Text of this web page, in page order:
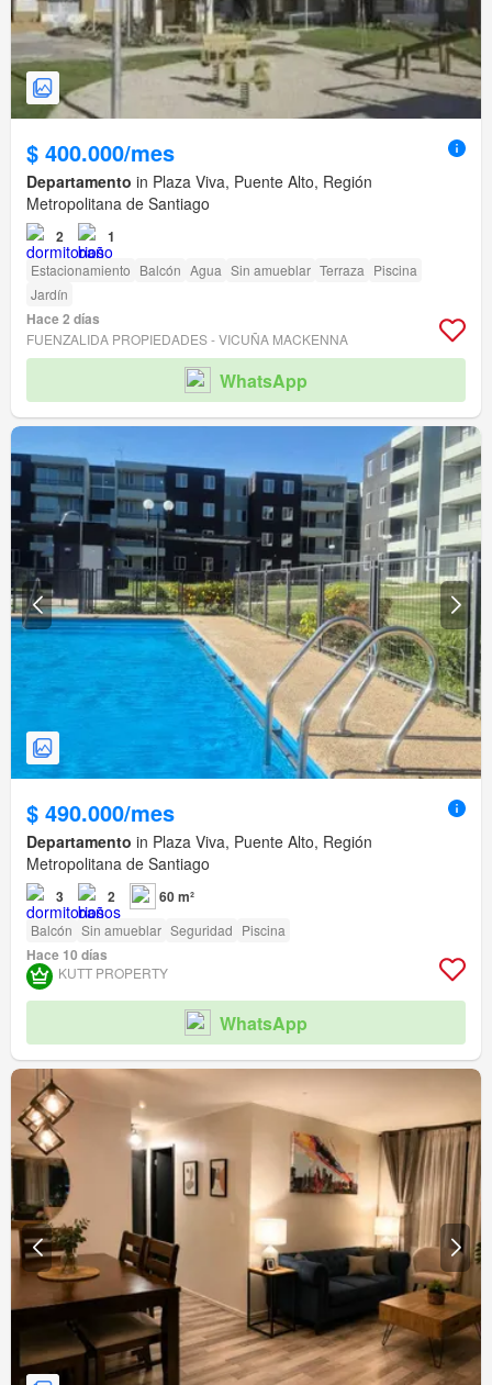
$ 400.000/mes
Departamento in Plaza Viva, Puente Alto, Región
Metropolitana de Santiago
2 1
Estacionamiento Balcón Agua Sin amueblar Terraza Piscina
Jardín
Hace 2 días
FUENZALIDA PROPIEDADES - VICUÑA MACKENNA
WhatsApp
$ 490.000/mes
Departamento in Plaza Viva, Puente Alto, Región
Metropolitana de Santiago
3 2 60 m²
Balcón Sin amueblar Seguridad Piscina
Hace 10 días
KUTT PROPERTY
WhatsApp